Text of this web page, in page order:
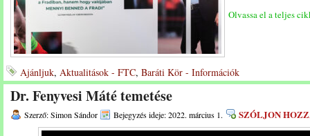
Olvassa el a teljes
Ajánljuk, Aktualitások - FTC, Baráti Kör - Információk
Dr. Fenyvesi Máté temetése
Szerző: Simon Sándor Bejegyzés ideje: 2022. március 1. SZÓLJON